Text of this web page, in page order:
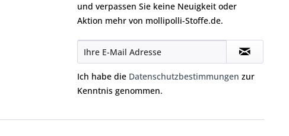
und verpassen Sie keine Neuigkeit oder
Aktion mehr von mollipolli-Stoffe.de.
Ich habe die Datenschutzbestimmungen zur
Kenntnis genommen.